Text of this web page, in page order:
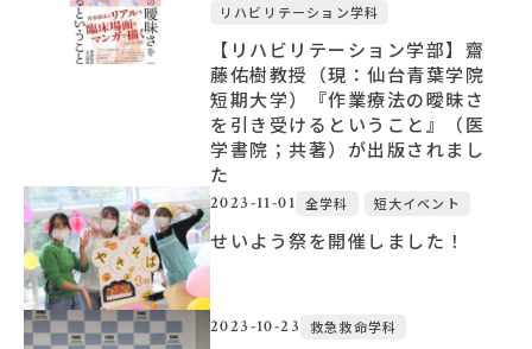
教職員募集
リハビリテーション学科
【リハビリテーション学部】齋
藤佑樹教授（現：仙台青葉学院
短期大学）『作業療法の曖昧さ
を引き受けるということ』（医
学書院；共著）が出版されまし
た
2023-11-01 全学科 短大イベント
せいよう祭を開催しました！
2023-10-23 救急救命学科